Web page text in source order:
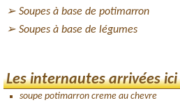
Soupes à base de potimarron
Soupes à base de légumes
Les internautes arrivées
soupe potimarron creme au chevre